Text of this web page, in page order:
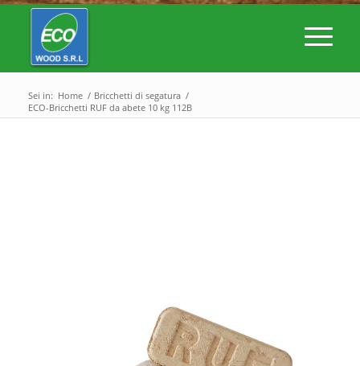
Sei in: Home / Bricchetti di segatura /
ECO-Bricchetti RUF da abete 10 kg 112B